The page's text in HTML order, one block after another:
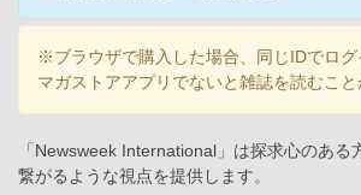
※ブラウザで購入した場合、同じIDでロ
マガストアアプリでないと雑誌を読むこと
「Newsweek International」は探求心のある
繋がるような視点を提供します。